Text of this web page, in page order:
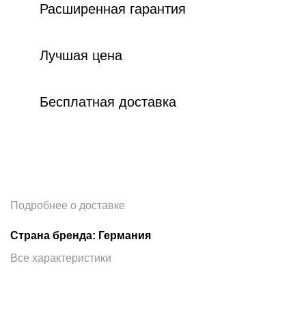
Расширенная гарантия
Лучшая цена
Бесплатная доставка
Подробнее о доставке
Страна бренда: Германия
Все характеристики